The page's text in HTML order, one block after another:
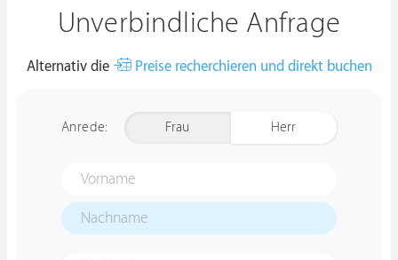
Unverbindliche Anfrage
Alternativ die Preise recherchieren und direkt buchen
Anrede: Frau Herr